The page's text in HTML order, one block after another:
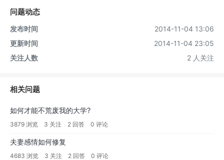
问题动态
发布时间
2014-11-04 13:06
更新时间
2014-11-04 23:05
关注人数
2 人关注
相关问题
如何才能不荒废我的大学?
3879 浏览 3 关注 2 回答 0 评论
夫妻感情如何修复
4683 浏览 3 关注 2 回答 0 评论